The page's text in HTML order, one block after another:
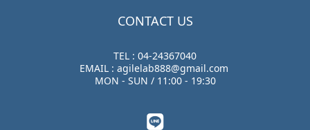
CONTACT US
TEL : 04-24367040
EMAIL : agilelab888@gmail.com
MON - SUN / 11:00 - 19:30